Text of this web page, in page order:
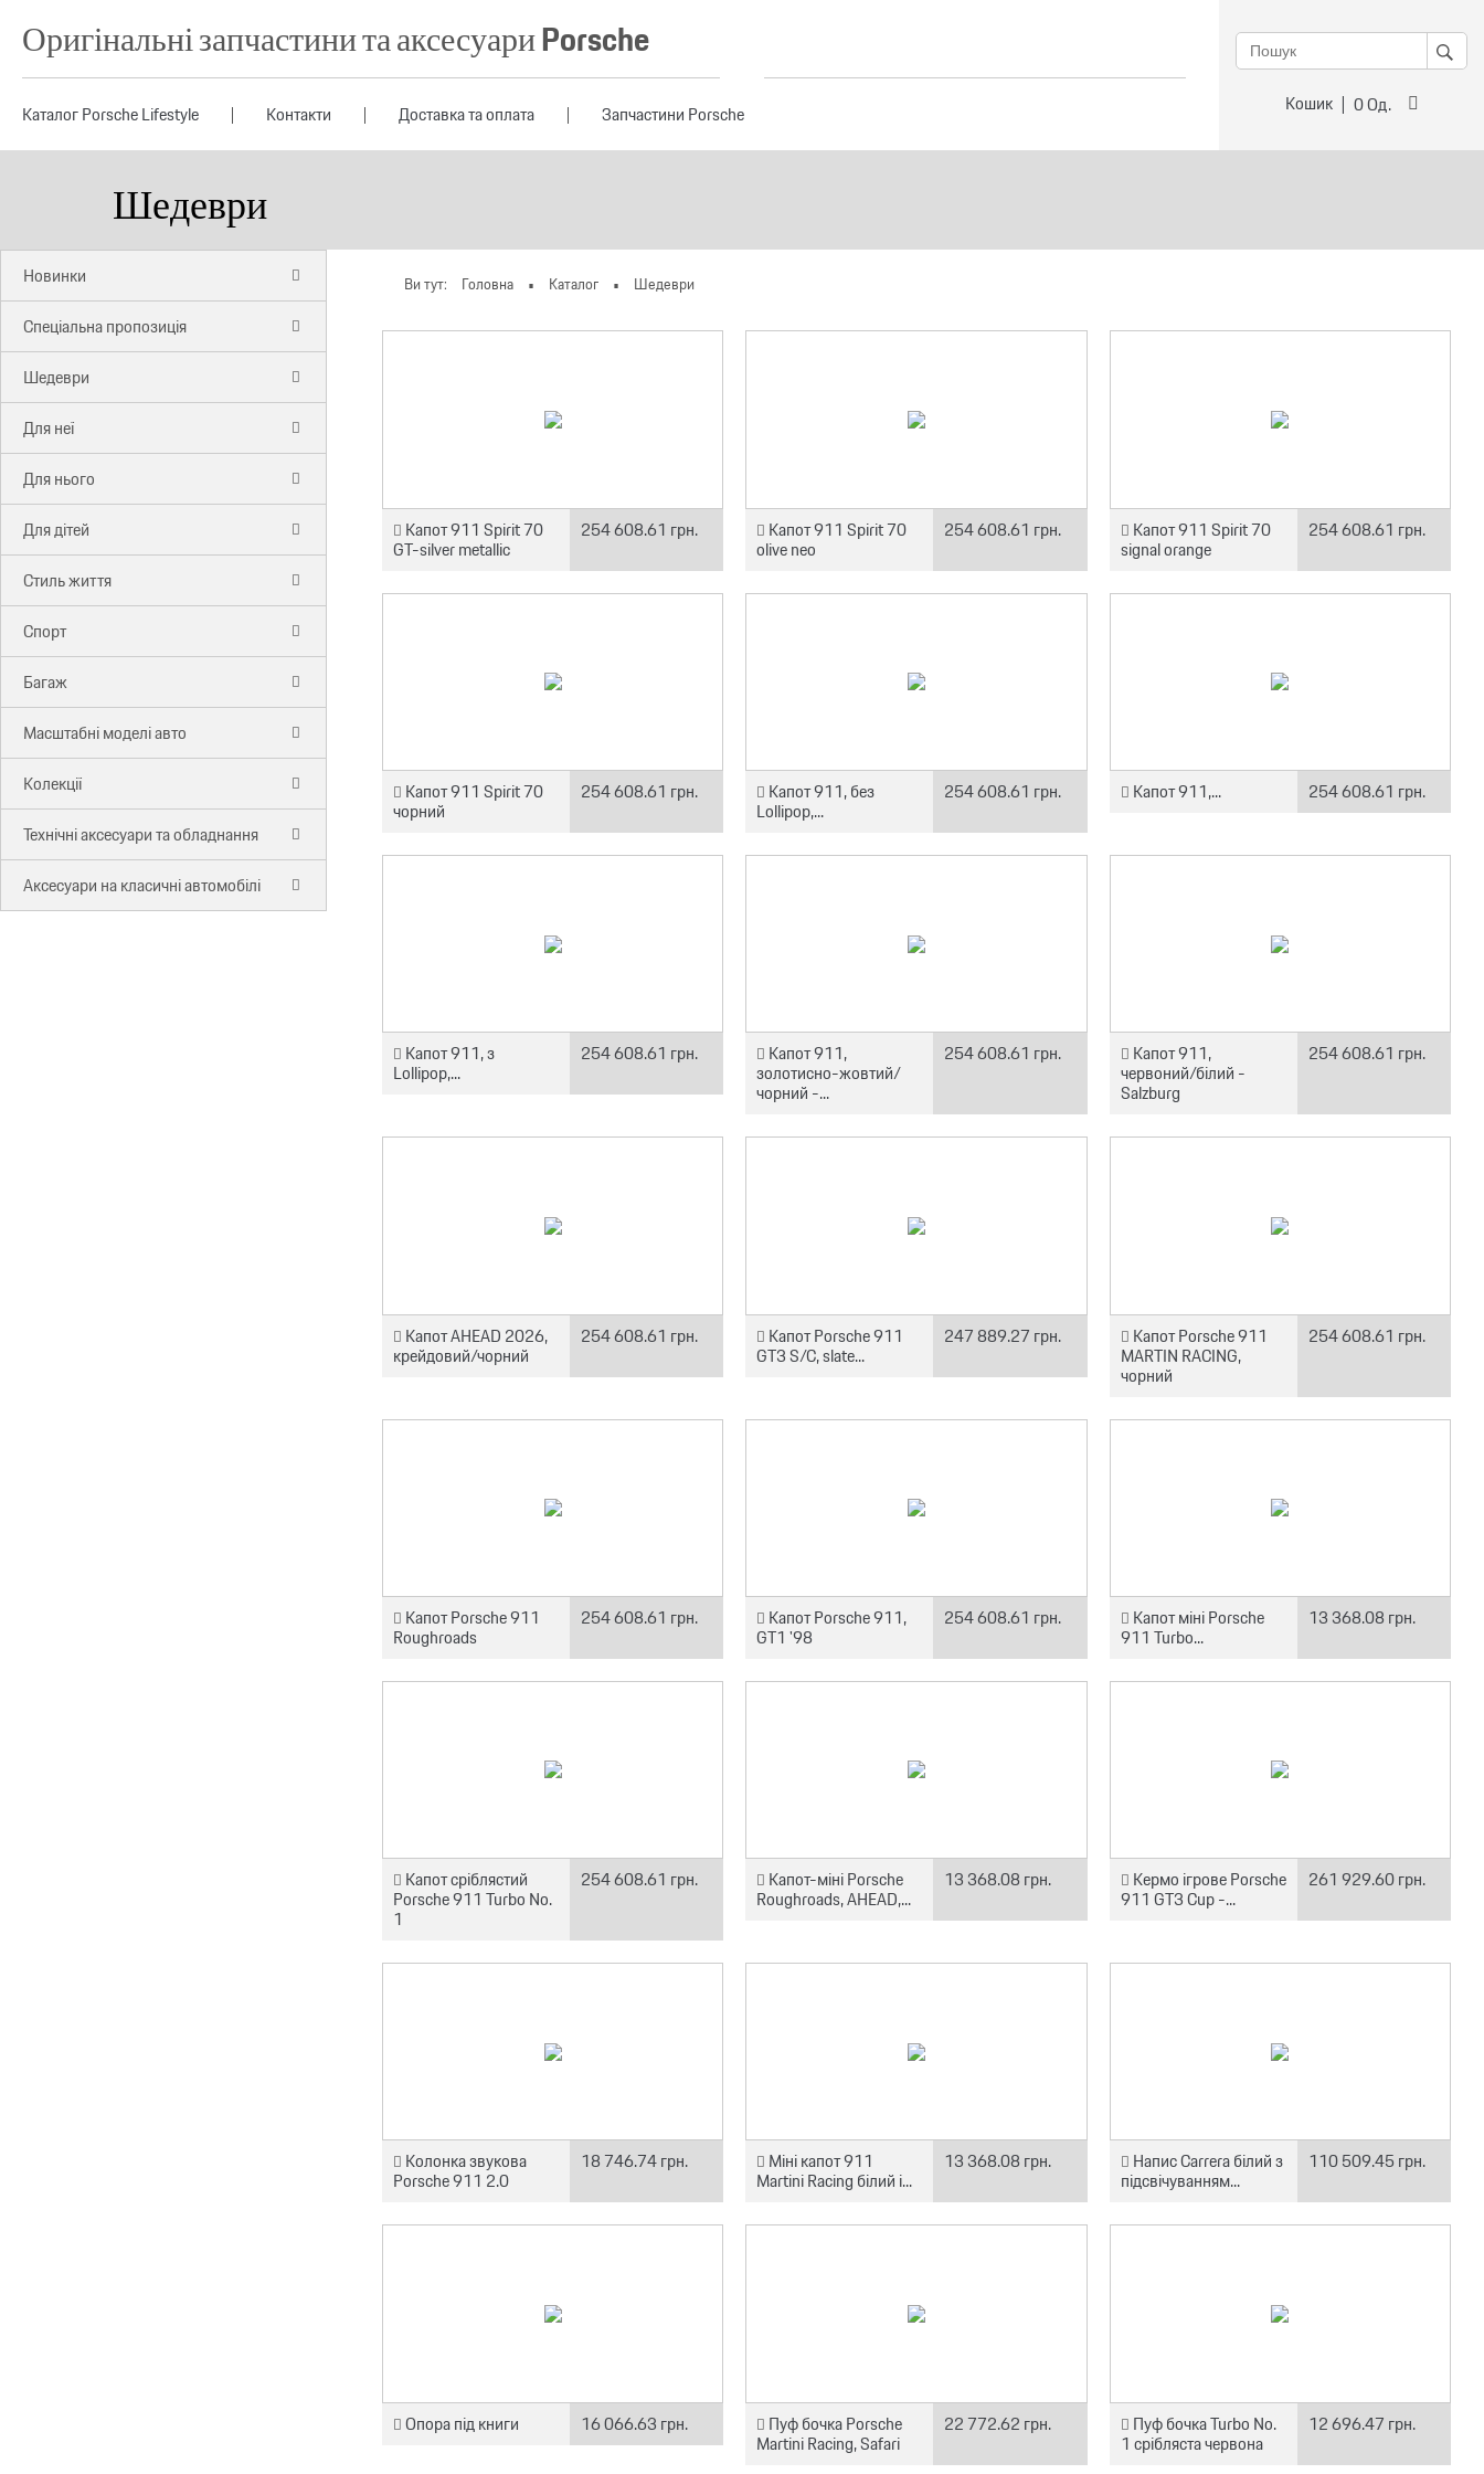
Оригінальні запчастини та аксесуари Porsche
Каталог Porsche Lifestyle Контакти Доставка та оплата Запчастини Porsche Кошик 0Од.
Шедеври
Новинки
Спеціальна пропозиція
Шедеври
Для неї
Для нього
Для дітей
Стиль життя
Спорт
Багаж
Масштабні моделі авто
Колекції
Технічні аксесуари та обладнання
Аксесуари на класичні автомобілі
Ви тут: Головна Каталог Шедеври
Капот 911 Spirit 70
GT-silver metallic
254 608.61 грн. Капот 911 Spirit 70
olive neo
254 608.61 грн. Капот 911 Spirit 70
signal orange
254 608.61 грн.
Капот 911 Spirit 70
чорний
254 608.61 грн. Капот 911, без
Lollipop,...
254 608.61 грн. Капот 911,... 254 608.61 грн.
Капот 911, з
Lollipop,...
254 608.61 грн. Капот 911,
золотисно-жовтий/
чорний -...
254 608.61 грн. Капот 911,
червоний/білий -
Salzburg
254 608.61 грн.
Капот AHEAD 2026,
крейдовий/чорний
254 608.61 грн. Капот Porsche 911
GT3 S/C, slate...
247 889.27 грн. Капот Porsche 911
MARTIN RACING,
чорний
254 608.61 грн.
Капот Porsche 911
Roughroads
254 608.61 грн. Капот Porsche 911,
GT1 '98
254 608.61 грн. Капот міні Porsche
911 Turbo...
13 368.08 грн.
Капот сріблястий
Porsche 911 Turbo No.
1
254 608.61 грн. Капот-міні Porsche
Roughroads, AHEAD,...
13 368.08 грн. Кермо ігрове Porsche
911 GT3 Cup -...
261 929.60 грн.
Колонка звукова
Porsche 911 2.0
18 746.74 грн. Міні капот 911
Martini Racing білий і...
13 368.08 грн. Напис Carrera білий з
підсвічуванням...
110 509.45 грн.
Опора під книги 16 066.63 грн. Пуф бочка Porsche
Martini Racing, Safari
22 772.62 грн. Пуф бочка Turbo No.
1 срібляста червона
12 696.47 грн.